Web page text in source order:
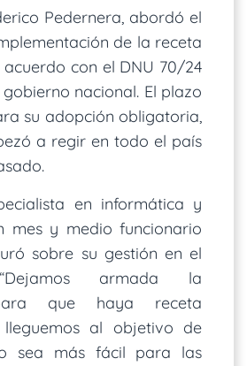
Pedernera, abordó el
de la receta
con el DNU 70/24
nacional. El plazo
su adopción obligatoria,
a regir en todo el país
en informática y
mes y medio funcionario
sobre su gestión en el
armada la
que haya receta
al objetivo de
sea más fácil para las